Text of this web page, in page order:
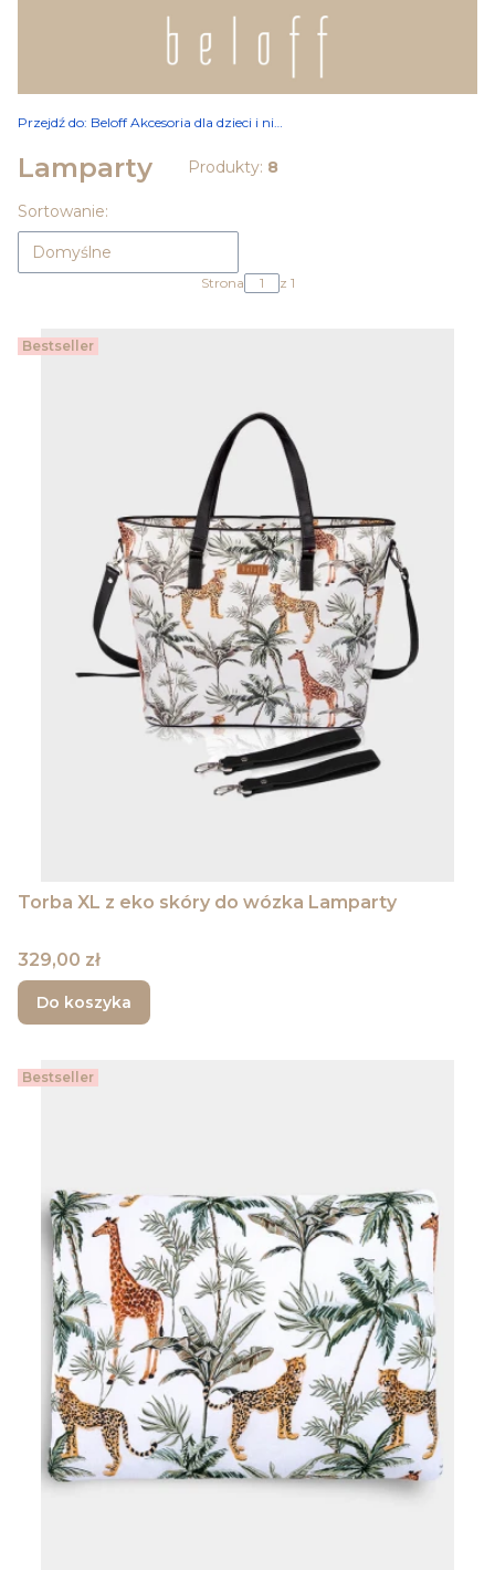
Przejdź do: Beloff Akcesoria dla dzieci i niemowląt
Lamparty Produkty: 8
Lista produktów
Sortowanie:
Domyślne
Strona z 1
Bestseller
Torba XL z eko skóry do wózka Lamparty
Cena
329,00 zł
Do koszyka
Bestseller